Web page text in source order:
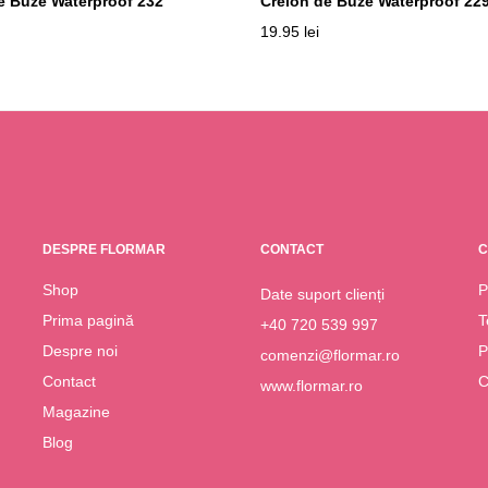
19.95 lei
DESPRE FLORMAR
Shop
Prima pagină
Despre noi
Contact
Magazine
Blog
CONTACT
Date suport clienți
+40 720 539 997
comenzi@flormar.ro
www.flormar.ro